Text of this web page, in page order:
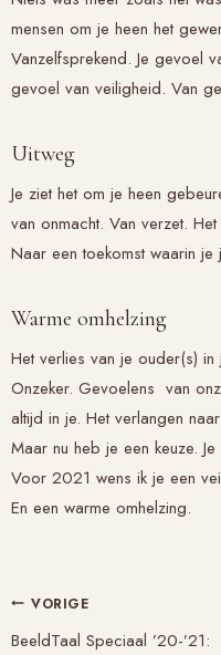
mensen om je heen het
Vanzelfsprekend. Je gevoel
gevoel van veiligheid. Van
Uitweg
Je ziet het om je heen
van onmacht. Van verzet.
Naar een toekomst waarin je
Warme omhelzing
Het verlies van je ouder(s)
Onzeker. Gevoelens van
altijd in je. Het verlangen
Maar nu heb je een keuze.
Voor 2021 wens ik je een
En een warme omhelzing.
Bericht
navigatie
VORIGE
BeeldTaal Speciaal ’20-’21: